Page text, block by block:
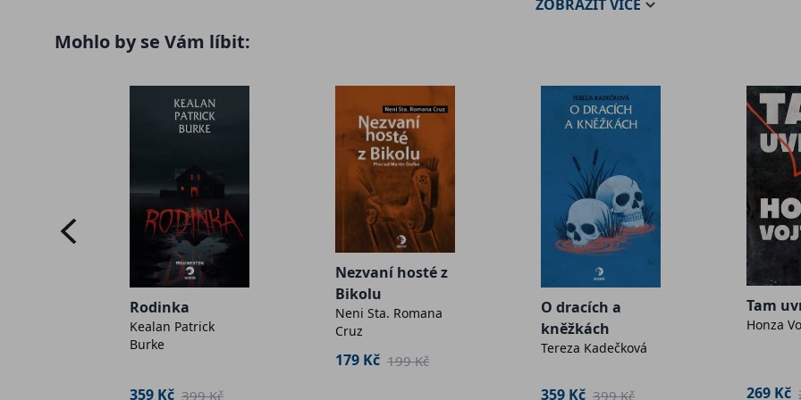
ZOBRAZITVÍCE
Mohlo by se Vám líbit:
Rodinka
Kealan Patrick
Burke
359 Kč 399 Kč
Nezvaní hosté z
Bikolu
Neni Sta. Romana
Cruz
179 Kč 199 Kč
O dracích a
kněžkách
Tereza Kadečková
359 Kč 399 Kč
Tam
Honza
269 Kč